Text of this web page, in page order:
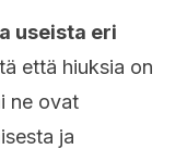
useista eri
että hiuksia on
ne ovat
ja